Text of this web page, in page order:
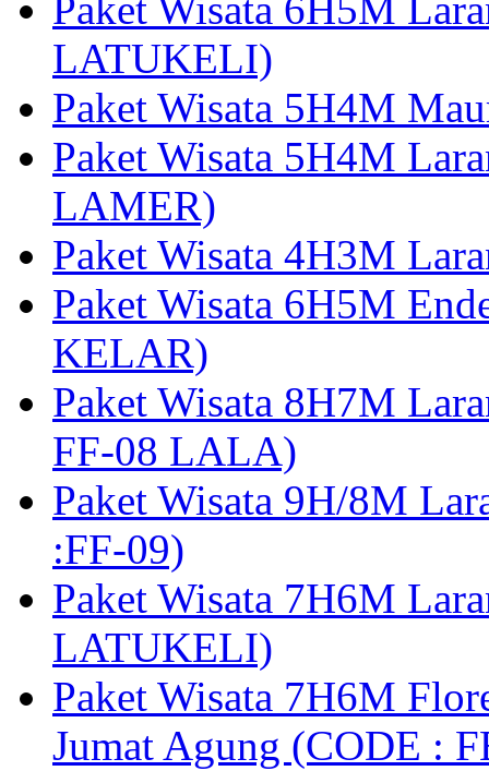
Paket Wisata 6H5M
LATUKELI)
Paket Wisata 5H4M
Paket Wisata 5H4M
LAMER)
Paket Wisata 4H3M
Paket Wisata 6H5M
KELAR)
Paket Wisata 8H7M
FF-08 LALA)
Paket Wisata 9H/8M
:FF-09)
Paket Wisata 7H6M
LATUKELI)
Paket Wisata 7H6M
Jumat Agung (CODE :